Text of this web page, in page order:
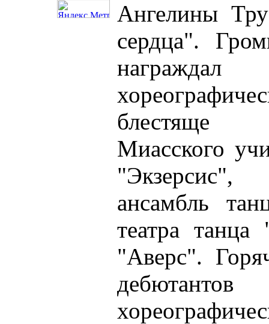
Ангелины
сердца".
награждал
блестяще
Миасского
ансамбль
театра
"Аверс".